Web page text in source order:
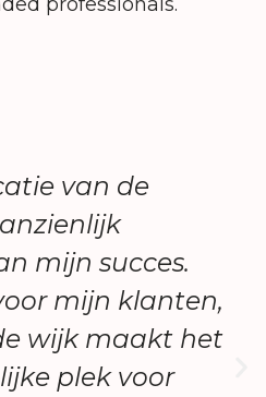
van de
mijn succes.
mijn klanten,
wijk maakt het
plek voor